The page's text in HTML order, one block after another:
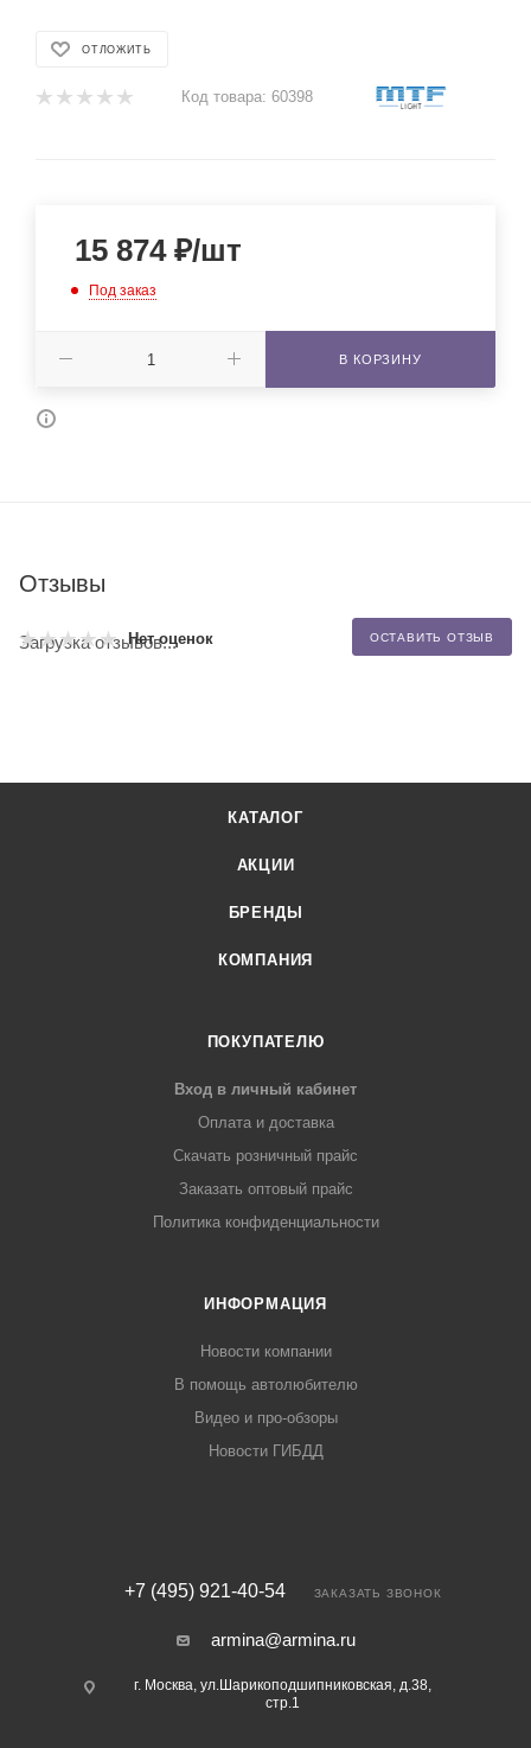
ОТЛОЖИТЬ
Код товара: 60398
15 874₽/шт
Под заказ
В КОРЗИНУ
Отзывы
Нет оценок ОСТАВИТЬ ОТЗЫВ
Загрузка отзывов...
КАТАЛОГ
АКЦИИ
БРЕНДЫ
КОМПАНИЯ
ПОКУПАТЕЛЮ
Вход в личный кабинет
Оплата и доставка
Скачать розничный прайс
Заказать оптовый прайс
Политика конфиденциальности
ИНФОРМАЦИЯ
Новости компании
В помощь автолюбителю
Видео и про-обзоры
Новости ГИБДД
+7 (495) 921-40-54 ЗАКАЗАТЬ ЗВОНОК
armina@armina.ru
г. Москва, ул.Шарикоподшипниковская, д.38,
стр.1